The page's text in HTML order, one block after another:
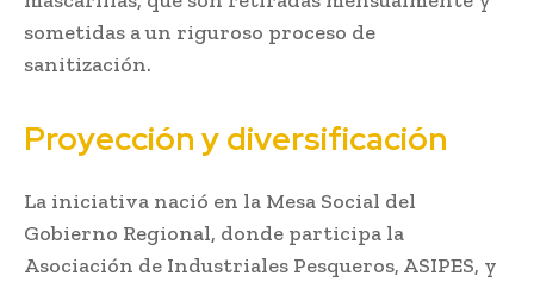
sometidas a un riguroso proceso de
sanitización.
Proyección y diversificación
La iniciativa nació en la Mesa Social del
Gobierno Regional, donde participa la
Asociación de Industriales Pesqueros, ASIPES, y